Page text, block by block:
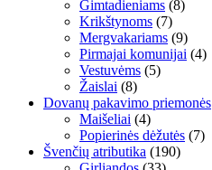
Gimtadieniams (8)
Krikštynoms (7)
Mergvakariams (9)
Pirmajai komunijai (4)
Vestuvėms (5)
Žaislai (8)
Dovanų pakavimo priemonės
Maišeliai (4)
Popierinės dėžutės (7)
Švenčių atributika (190)